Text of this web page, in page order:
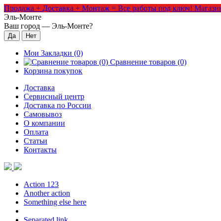
Продажа + Доставка + Монтаж = Все работы под ключ!
Эль-Монте
Ваш город — Эль-Монте?
Мои Закладки (0)
Сравнение товаров (0)
Корзина покупок
Доставка
Сервисный центр
Доставка по России
Самовывоз
О компании
Оплата
Статьи
Контакты
Action 123
Another action
Something else here